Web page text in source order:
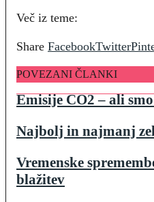
Več iz teme:
Share FacebookTwitter
POVEZANI ČLANKI
Emisije CO2 – ali
Najbolj in najmanj
Vremenske
blažitev